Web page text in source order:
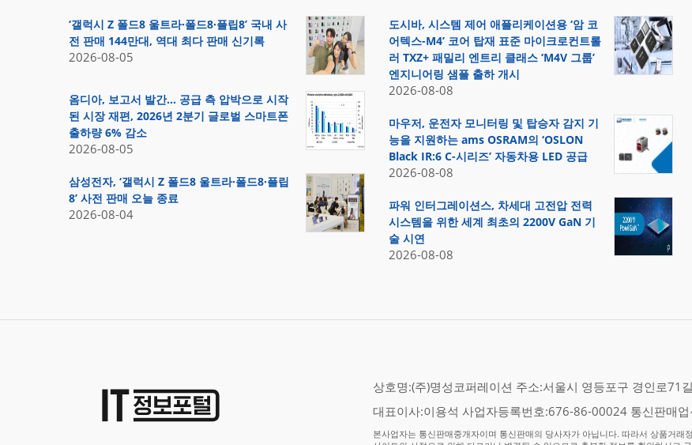
‘갤럭시 Z 폴드8 울트라·폴드8·플립8’ 국내 사
전 판매 144만대, 역대 최다 판매 신기록
2026-08-05
옴디아, 보고서 발간… 공급 측 압박으로 시작
된 시장 재편, 2026년 2분기 글로벌 스마트폰
출하량 6% 감소
2026-08-05
삼성전자, ‘갤럭시 Z 폴드8 울트라·폴드8·플립
8’ 사전 판매 오늘 종료
2026-08-04
도시바, 시스템 제어 애플리케이션용 ‘암 코
어텍스-M4’ 코어 탑재 표준 마이크로컨트롤
러 TXZ+ 패밀리 엔트리 클래스 ‘M4V 그룹’
엔지니어링 샘플 출하 개시
2026-08-08
마우저, 운전자 모니터링 및 탑승자 감지 기
능을 지원하는 ams OSRAM의 ‘OSLON
Black IR:6 C-시리즈’ 자동차용 LED 공급
2026-08-08
파워 인터그레이션스, 차세대 고전압 전력
시스템을 위한 세계 최초의 2200V GaN 기
술 시연
2026-08-08
상호명:(주)명성코퍼레이션 주소:서울시 영등포구 경인로71
대표이사:이용석 사업자등록번호:676-86-00024 통신판매
본사업자는 통신판매중개자이며 통신판매의 당사자가 아닙니다. 따라서 상품거